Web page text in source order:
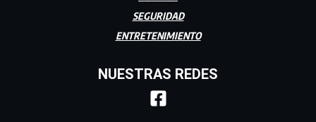
SEGURIDAD
ENTRETENIMIENTO
NUESTRAS REDES